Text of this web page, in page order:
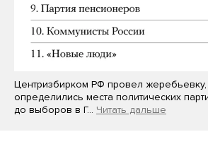
Центризбирком РФ провел жеребьевку,
определились места политических
до выборов в Г… Читать дальше